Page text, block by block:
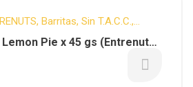
, Barritas, Sin T.A.C.C. ,
Pie x 45 gs (Entrenuts)